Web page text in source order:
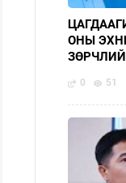
ОНЫ
0 51